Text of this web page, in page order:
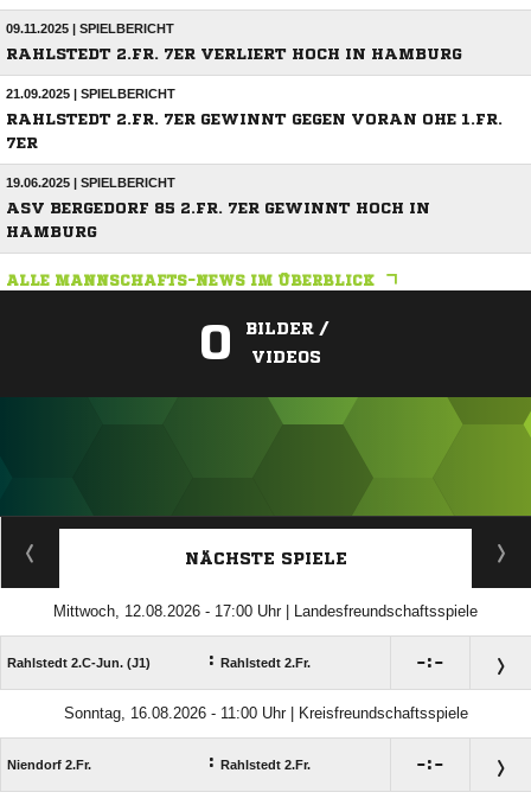
09.11.2025 | SPIELBERICHT
RAHLSTEDT 2.FR. 7ER VERLIERT HOCH IN HAMBURG
21.09.2025 | SPIELBERICHT
RAHLSTEDT 2.FR. 7ER GEWINNT GEGEN VORAN OHE 1.FR.
7ER
19.06.2025 | SPIELBERICHT
ASV BERGEDORF 85 2.FR. 7ER GEWINNT HOCH IN
HAMBURG
ALLE MANNSCHAFTS-NEWS IM ÜBERBLICK
0
BILDER /
VIDEOS
ANZEIGE
NÄCHSTE SPIELE
Mittwoch, 12.08.2026 - 17:00 Uhr | Landesfreundschaftsspiele
Rahlstedt 2.C-Jun. (J1) : Rahlstedt 2.Fr. :
Sonntag, 16.08.2026 - 11:00 Uhr | Kreisfreundschaftsspiele
Niendorf 2.Fr. : Rahlstedt 2.Fr. :